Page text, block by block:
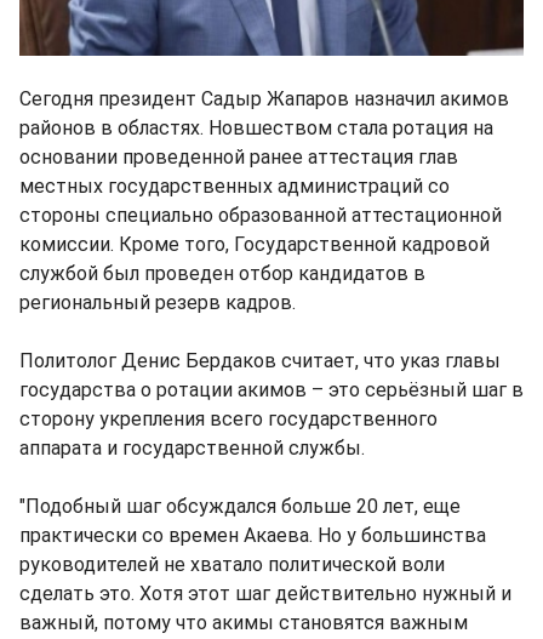
Сегодня президент Садыр Жапаров назначил акимов
районов в областях. Новшеством стала ротация на
основании проведенной ранее аттестация глав
местных государственных администраций со
стороны специально образованной аттестационной
комиссии. Кроме того, Государственной кадровой
службой был проведен отбор кандидатов в
региональный резерв кадров.
Политолог Денис Бердаков считает, что указ главы
государства о ротации акимов – это серьёзный шаг в
сторону укрепления всего государственного
аппарата и государственной службы.
"Подобный шаг обсуждался больше 20 лет, еще
практически со времен Акаева. Но у большинства
руководителей не хватало политической воли
сделать это. Хотя этот шаг действительно нужный и
важный, потому что акимы становятся важным